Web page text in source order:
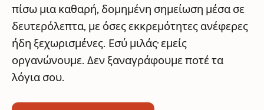
πίσω μια καθαρή, δομημένη σημείωση μέσα σε
δευτερόλεπτα, με όσες εκκρεμότητες ανέφερες
ήδη ξεχωρισμένες. Εσύ μιλάς· εμείς
οργανώνουμε. Δεν ξαναγράφουμε ποτέ τα
λόγια σου.